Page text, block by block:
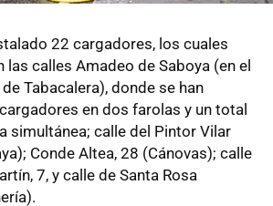
22 cargadores, los cuales
las calles Amadeo de Saboya (en el
Tabacalera), donde se han
en dos farolas y un total
simultánea; calle del Pintor Vilar
Conde Altea, 28 (Cánovas); calle
7, y calle de Santa Rosa